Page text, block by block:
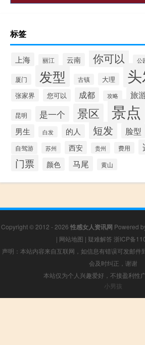
标签
上海 丽江 云南 你可以 公
厦门 发型 古镇 大理
张家界 您可以 成都 攻略 旅
昆明 是一个 景区 景点
男生 白发 的人 短发 脸型
自驾游 苏州 西安 贵州 费用
门票 颜色 马尾 黄山
Copyright © 2012 - 2026 性感女人资讯网 Powered
| 网站地图 | 疑难解答 浙ICP备
声明：本站内容来自互联网，如信息有错误可发邮
会及时纠正，谢谢
本站仅为个人兴趣爱好，不接盈利性
小男孩